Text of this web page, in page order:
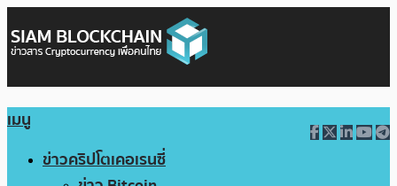
เมนู
ข่าวคริปโตเคอเรนซี่